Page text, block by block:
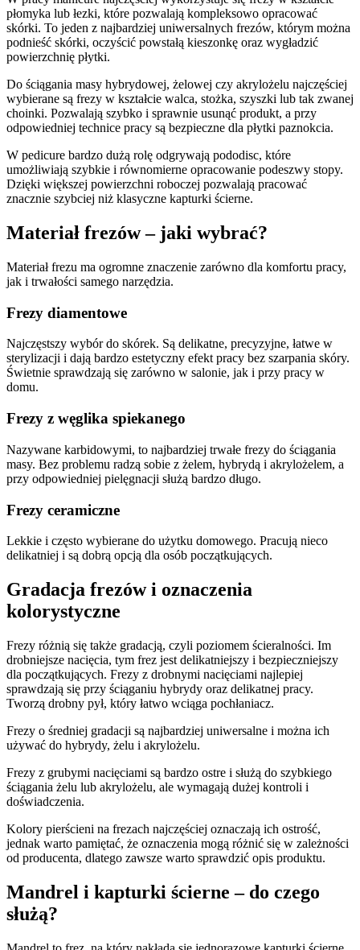
płomyka lub łezki, które pozwalają kompleksowo opracować
skórki. To jeden z najbardziej uniwersalnych frezów, którym można
podnieść skórki, oczyścić powstałą kieszonkę oraz wygładzić
powierzchnię płytki.
Do ściągania masy hybrydowej, żelowej czy akrylożelu najczęściej
wybierane są frezy w kształcie walca, stożka, szyszki lub tak zwanej
choinki. Pozwalają szybko i sprawnie usunąć produkt, a przy
odpowiedniej technice pracy są bezpieczne dla płytki paznokcia.
W pedicure bardzo dużą rolę odgrywają pododisc, które
umożliwiają szybkie i równomierne opracowanie podeszwy stopy.
Dzięki większej powierzchni roboczej pozwalają pracować
znacznie szybciej niż klasyczne kapturki ścierne.
Materiał frezów – jaki wybrać?
Materiał frezu ma ogromne znaczenie zarówno dla komfortu pracy,
jak i trwałości samego narzędzia.
Frezy diamentowe
Najczęstszy wybór do skórek. Są delikatne, precyzyjne, łatwe w
sterylizacji i dają bardzo estetyczny efekt pracy bez szarpania skóry.
Świetnie sprawdzają się zarówno w salonie, jak i przy pracy w
domu.
Frezy z węglika spiekanego
Nazywane karbidowymi, to najbardziej trwałe frezy do ściągania
masy. Bez problemu radzą sobie z żelem, hybrydą i akrylożelem, a
przy odpowiedniej pielęgnacji służą bardzo długo.
Frezy ceramiczne
Lekkie i często wybierane do użytku domowego. Pracują nieco
delikatniej i są dobrą opcją dla osób początkujących.
Gradacja frezów i oznaczenia
kolorystyczne
Frezy różnią się także gradacją, czyli poziomem ścieralności. Im
drobniejsze nacięcia, tym frez jest delikatniejszy i bezpieczniejszy
dla początkujących. Frezy z drobnymi nacięciami najlepiej
sprawdzają się przy ściąganiu hybrydy oraz delikatnej pracy.
Tworzą drobny pył, który łatwo wciąga pochłaniacz.
Frezy o średniej gradacji są najbardziej uniwersalne i można ich
używać do hybrydy, żelu i akrylożelu.
Frezy z grubymi nacięciami są bardzo ostre i służą do szybkiego
ściągania żelu lub akrylożelu, ale wymagają dużej kontroli i
doświadczenia.
Kolory pierścieni na frezach najczęściej oznaczają ich ostrość,
jednak warto pamiętać, że oznaczenia mogą różnić się w zależności
od producenta, dlatego zawsze warto sprawdzić opis produktu.
Mandrel i kapturki ścierne – do czego
służą?